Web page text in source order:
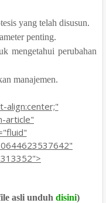
yang telah disusun.
penting.
mengetahui perubahan
manajemen.
align:center;"
article"
asli unduh disini)